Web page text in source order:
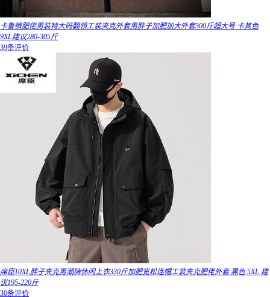
卡鲁微肥佬男装特大码翻领工装夹克外套男胖子加肥加大外套300斤超大号 卡其色
9XL建议280-305斤
39条评价
席臣10XL胖子夹克男潮牌休闲上衣330斤加肥宽松连帽工装夹克肥佬外套 黑色 5XL 建
议195-220斤
30条评价